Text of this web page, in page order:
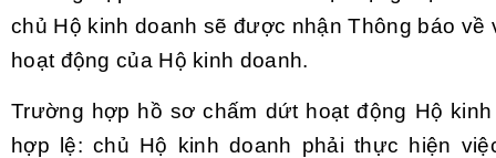
chủ Hộ kinh doanh sẽ được nhận Thông báo về
hoạt động của Hộ kinh doanh.
Trường hợp hồ sơ chấm dứt hoạt động Hộ
hợp lệ: chủ Hộ kinh doanh phải thực hiện